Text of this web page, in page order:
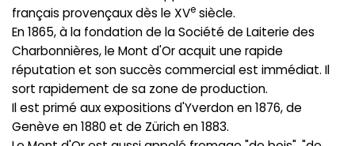
français provençaux dès le XVe siècle.
En 1865, à la fondation de la Société de Laiterie des
Charbonnières, le Mont d'Or acquit une rapide
réputation et son succès commercial est immédiat. Il
sort rapidement de sa zone de production.
Il est primé aux expositions d'Yverdon en 1876, de
Genève en 1880 et de Zürich en 1883.